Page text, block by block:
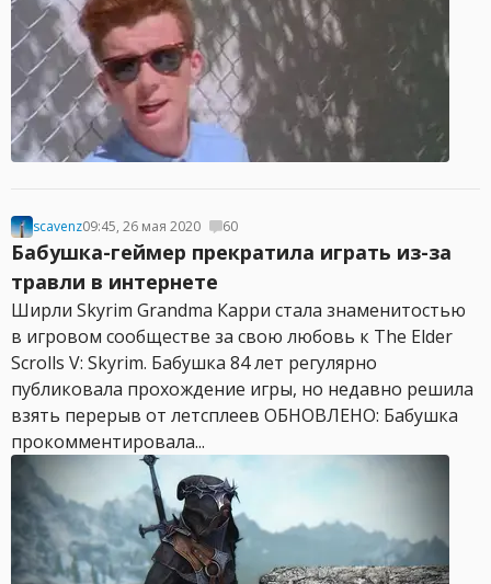
scavenz09:45, 26 мая 2020 60
Бабушка-геймер прекратила играть из-за
травли в интернете
Ширли Skyrim Grandma Карри стала знаменитостью
в игровом сообществе за свою любовь к The Elder
Scrolls V: Skyrim. Бабушка 84 лет регулярно
публиковала прохождение игры, но недавно решила
взять перерыв от летсплеев ОБНОВЛЕНО: Бабушка
прокомментировала...